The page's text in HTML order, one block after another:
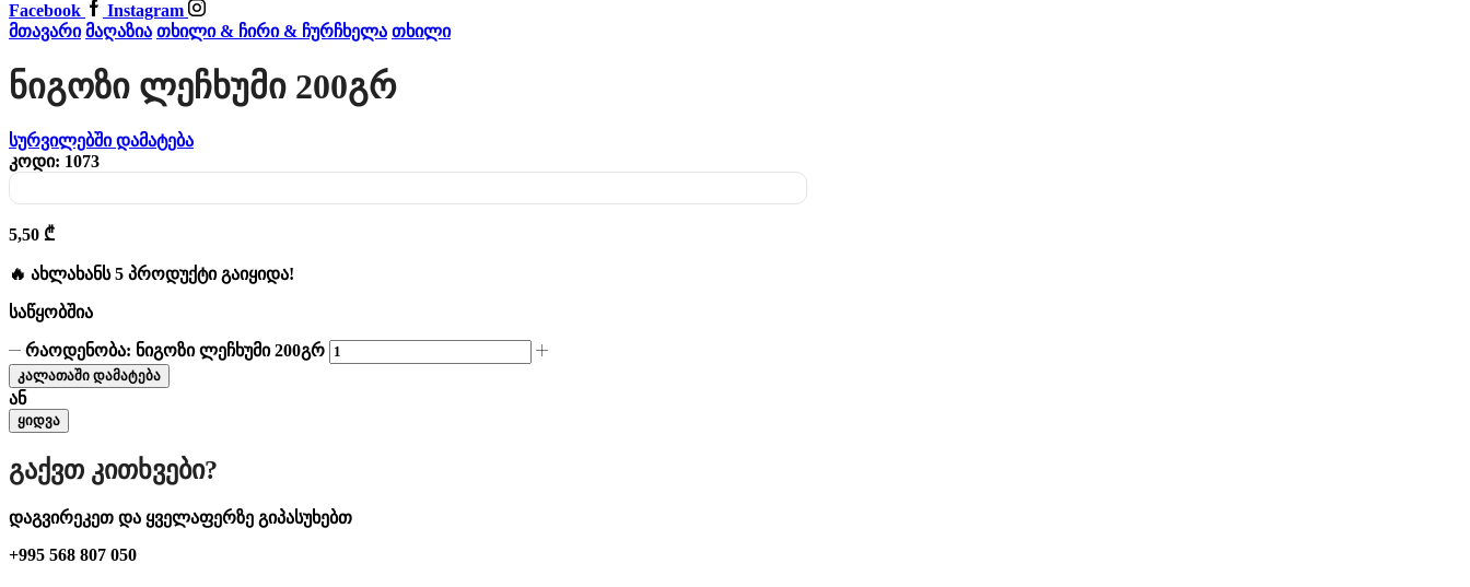
Facebook
Instagram
მთავარი მაღაზია თხილი & ჩირი & ჩურჩხელა თხილი
Ნიგოზი Ლეჩხუმი 200გრ
სურვილებში დამატება
კოდი: 1073
5,50 ₾
🔥 ახლახანს 5 პროდუქტი გაიყიდა!
საწყობშია
რაოდენობა: ნიგოზი ლეჩხუმი 200გრ
კალათაში დამატება
ან
ყიდვა
Გაქვთ Კითხვები?
დაგვირეკეთ და ყველაფერზე გიპასუხებთ
+995 568 807 050